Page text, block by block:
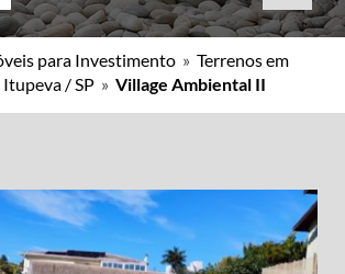
para Investimento » Terrenos em
Itupeva / SP » Village Ambiental II